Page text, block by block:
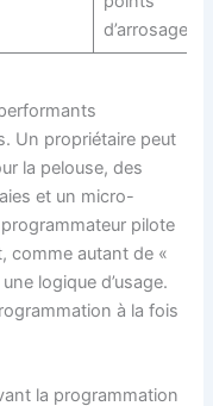
d’arrosage
Un propriétaire peut
la pelouse, des
et un micro-
pilote
comme autant de «
logique d’usage.
à la fois
la programmation